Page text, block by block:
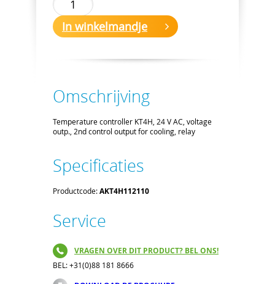
In winkelmandje
Omschrijving
Temperature controller KT4H, 24 V AC, voltage
outp., 2nd control output for cooling, relay
Specificaties
Productcode:AKT4H112110
Service
VRAGEN OVER DIT PRODUCT? BEL ONS!
BEL: +31(0)88 181 8666